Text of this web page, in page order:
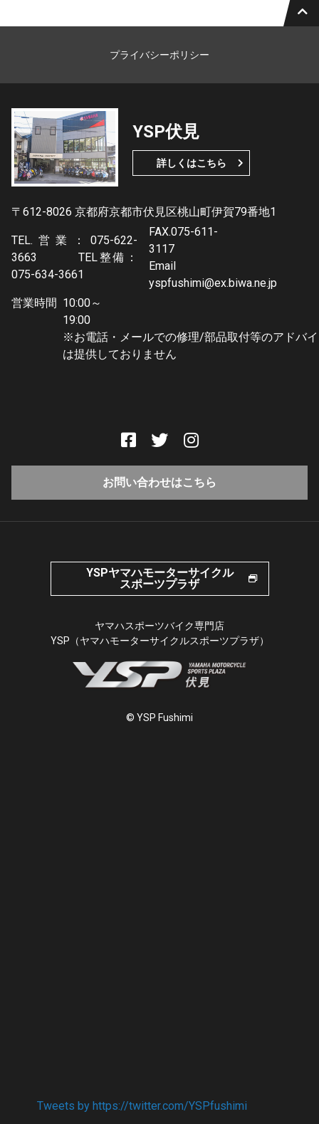
プライバシーポリシー
YSP伏見
詳しくはこちら
〒612-8026 京都府京都市伏見区桃山町伊賀79番地1
TEL.営業：075-622-
3663 TEL整備：
075-634-3661
FAX.075-611-
3117
Email
yspfushimi@ex.biwa.ne.jp
営業時間 10:00～
※お電話・メールでの修理/部品取付等のアドバ
は提供しておりません
お問い合わせはこちら
YSPヤマハモーターサイクル
スポーツプラザ
ヤマハスポーツバイク専門店
YSP（ヤマハモーターサイクルスポーツプラザ）
© YSP Fushimi
Tweets by https://twitter.com/YSPfushimi